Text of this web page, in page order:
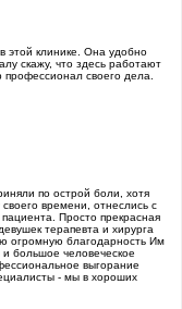
этой клинике. Она удобно
скажу, что здесь работают
своего дела.
по острой боли, хотя
времени, отнеслись с
Просто прекрасная
терапевта и хирурга
огромную благодарность Им
большое человеческое
выгорание
- мы в хороших